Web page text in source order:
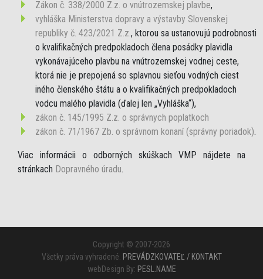
Zákon č. 338/2000 Z.z. o vnútrozemskej plavbe,
vyhláška Ministerstva dopravy a výstavby Slovenskej
republiky č. 423/2021 Z.z., ktorou sa ustanovujú podrobnosti
o kvalifikačných predpokladoch člena posádky plavidla
vykonávajúceho plavbu na vnútrozemskej vodnej ceste,
ktorá nie je prepojená so splavnou sieťou vodných ciest
iného členského štátu a o kvalifikačných predpokladoch
vodcu malého plavidla (ďalej len „Vyhláška“),
zákon č. 145/1995 Z.z. o správnych poplatkoch
zákon č. 71/1967 Zb. o správnom konaní (správny poriadok).
Viac informácii o odborných skúškach VMP nájdete na
stránkach Dopravného úradu.
Copyright © 2007-2026
Všetky práva vyhradené. PREVÁDZKOVATEĽ / KONTAKT
webDesign By: PESL.NAME